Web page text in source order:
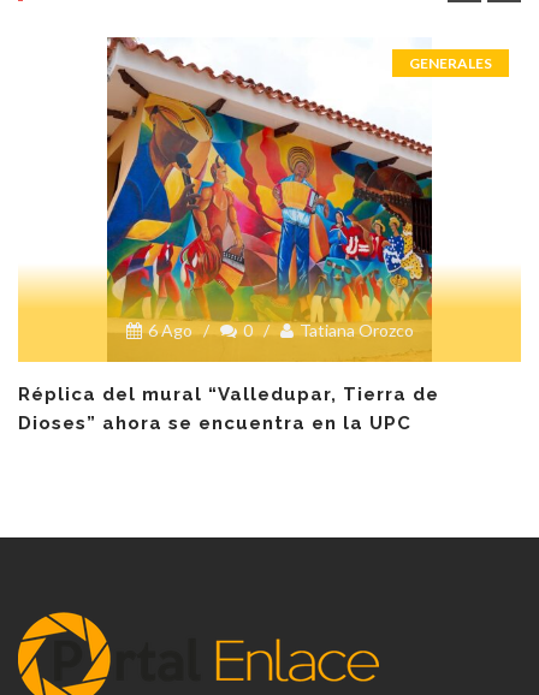
GENERALES
6 Ago / 0 / Tatiana Orozco
Réplica del mural “Valledupar, Tierra de
Dioses” ahora se encuentra en la UPC